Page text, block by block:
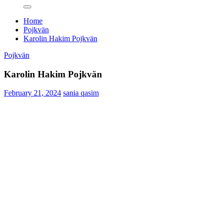
Home
Pojkvän
Karolin Hakim Pojkvän
Pojkvän
Karolin Hakim Pojkvän
February 21, 2024 sania qasim